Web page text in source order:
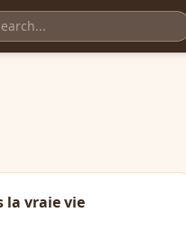
la vraie vie